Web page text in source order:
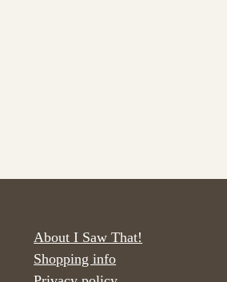
About I Saw That!
Shopping info